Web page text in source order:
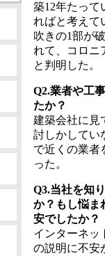
築12年たって
ればと考えて
吹きの1部が
れて、コロニ
と判明した。
Q2.業者や工
たか？
建築会社に見
討しかしてい
で近くの業者
った。
Q3.当社を知
か？もし悩ま
安でしたか？
インターネッ
の説明に不安